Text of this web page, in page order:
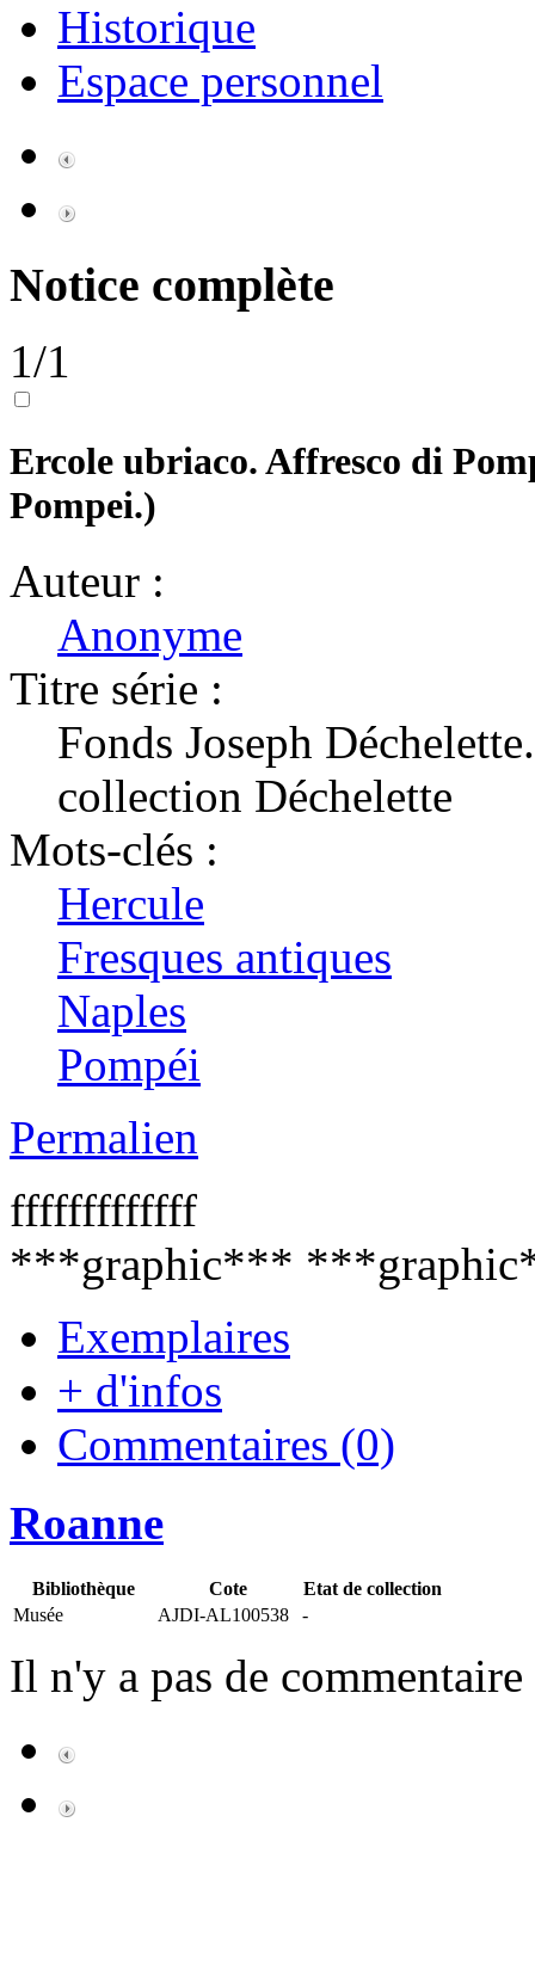
Historique
Espace personnel
Notice complète
1/1
Ercole ubriaco. Affresco di
Pompei.)
Auteur :
Anonyme
Titre série :
Fonds Joseph
collection Déchelette
Mots-clés :
Hercule
Fresques antiques
Naples
Pompéi
Permalien
fffffffffffff
***graphic***
Exemplaires
+ d'infos
Commentaires (0)
Roanne
Bibliothèque Cote
Etat de collection
Musée
AJDI-AL100538 -
Il n'y a pas de